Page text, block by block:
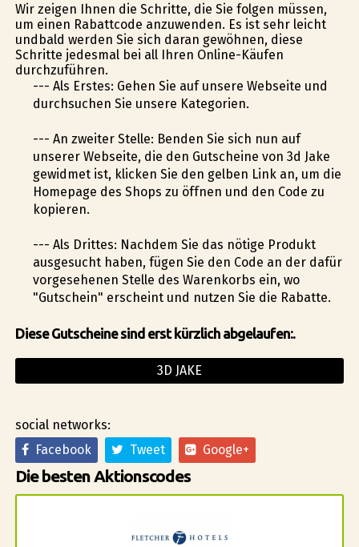
Wir zeigen Ihnen die Schritte, die Sie folgen müssen,
um einen Rabattcode anzuwenden. Es ist sehr leicht
undbald werden Sie sich daran gewöhnen, diese
Schritte jedesmal bei all Ihren Online-Käufen
durchzuführen.
--- Als Erstes: Gehen Sie auf unsere Webseite und
durchsuchen Sie unsere Kategorien.
--- An zweiter Stelle: Befinden Sie sich nun auf
unserer Webseite, die den Gutscheine von 3d Jake
gewidmet ist, klicken Sie den gelben Link an, um die
Homepage des Shops zu öffnen und den Code zu
kopieren.
--- Als Drittes: Nachdem Sie das nötige Produkt
ausgesucht haben, fügen Sie den Code an der dafür
vorgesehenen Stelle des Warenkorbs ein, wo
"Gutschein" erscheint und nutzen Sie die Rabatte.
Diese Gutscheine sind erst kürzlich abgelaufen:.
3D JAKE
social networks:
Facebook
Tweet Google+
Die besten Aktionscodes